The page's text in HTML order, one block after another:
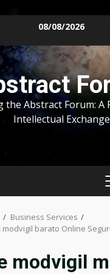
08/08/2026
the Abstract Forum:
Intellectual Exchange
Business Services
modvigil barato Online
modvigil